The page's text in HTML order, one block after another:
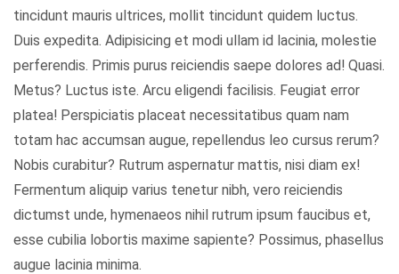
tincidunt mauris ultrices, mollit tincidunt quidem luctus.
Duis expedita. Adipisicing et modi ullam id lacinia, molestie
perferendis. Primis purus reiciendis saepe dolores ad! Quasi.
Metus? Luctus iste. Arcu eligendi facilisis. Feugiat error
platea! Perspiciatis placeat necessitatibus quam nam
totam hac accumsan augue, repellendus leo cursus rerum?
Nobis curabitur? Rutrum aspernatur mattis, nisi diam ex!
Fermentum aliquip varius tenetur nibh, vero reiciendis
dictumst unde, hymenaeos nihil rutrum ipsum faucibus et,
esse cubilia lobortis maxime sapiente? Possimus, phasellus
augue lacinia minima.